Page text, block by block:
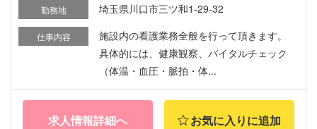
勤務地 埼玉県川口市三ツ和1-29-32
仕事内容
施設内の看護業務全般を行って頂きます。
具体的には、健康観察、バイタルチェック
（体温・血圧・脈拍・体...
求人情報詳細へ お気に入りに追加